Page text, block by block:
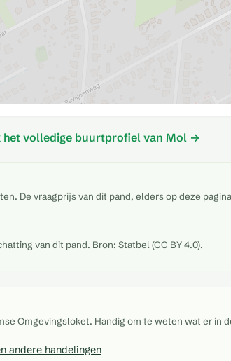
het volledige buurtprofiel van Mol →
De vraagprijs van dit pand, elders op deze
van dit pand. Bron: Statbel (CC BY 4.0).
Omgevingsloket. Handig om te weten wat er in
andere handelingen